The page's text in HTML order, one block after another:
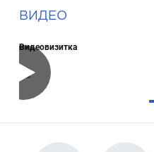
ВИДЕО
Видеовизитка